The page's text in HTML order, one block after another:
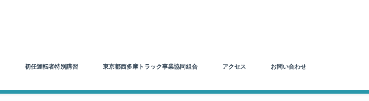
初任運転者特別講習 東京都西多摩トラック事業協同組合 アクセス お問い合わせ